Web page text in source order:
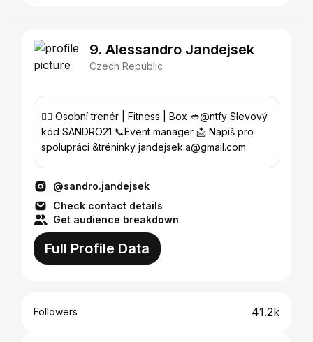
9. Alessandro Jandejsek
Czech Republic
🏋️‍♂️ Osobní trenér | Fitness | Box 🥙@ntfy Slevový
kód SANDRO21 📞Event manager 📩 Napiš pro
spolupráci &tréninky jandejsek.a@gmail.com
@sandro.jandejsek
Check contact details
Get audience breakdown
Full Profile Data
Followers 41.2k